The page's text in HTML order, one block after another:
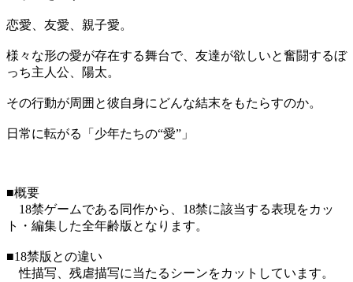
恋愛、友愛、親子愛。
様々な形の愛が存在する舞台で、友達が欲しいと奮闘するぼ
っち主人公、陽太。
その行動が周囲と彼自身にどんな結末をもたらすのか。
日常に転がる「少年たちの“愛”」
■概要
18禁ゲームである同作から、18禁に該当する表現をカッ
ト・編集した全年齢版となります。
■18禁版との違い
性描写、残虐描写に当たるシーンをカットしています。